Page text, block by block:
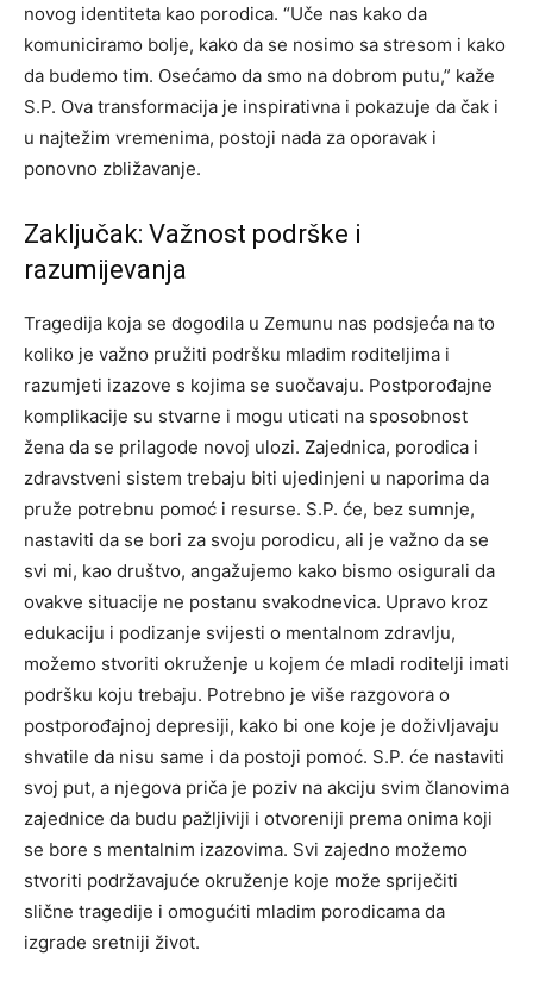
novog identiteta kao porodica. “Uče nas kako da
komuniciramo bolje, kako da se nosimo sa stresom i kako
da budemo tim. Osećamo da smo na dobrom putu,” kaže
S.P. Ova transformacija je inspirativna i pokazuje da čak i
u najtežim vremenima, postoji nada za oporavak i
ponovno zbližavanje.
Zaključak: Važnost podrške i
razumijevanja
Tragedija koja se dogodila u Zemunu nas podsjeća na to
koliko je važno pružiti podršku mladim roditeljima i
razumjeti izazove s kojima se suočavaju. Postporođajne
komplikacije su stvarne i mogu uticati na sposobnost
žena da se prilagode novoj ulozi. Zajednica, porodica i
zdravstveni sistem trebaju biti ujedinjeni u naporima da
pruže potrebnu pomoć i resurse. S.P. će, bez sumnje,
nastaviti da se bori za svoju porodicu, ali je važno da se
svi mi, kao društvo, angažujemo kako bismo osigurali da
ovakve situacije ne postanu svakodnevica. Upravo kroz
edukaciju i podizanje svijesti o mentalnom zdravlju,
možemo stvoriti okruženje u kojem će mladi roditelji imati
podršku koju trebaju. Potrebno je više razgovora o
postporođajnoj depresiji, kako bi one koje je doživljavaju
shvatile da nisu same i da postoji pomoć. S.P. će nastaviti
svoj put, a njegova priča je poziv na akciju svim članovima
zajednice da budu pažljiviji i otvoreniji prema onima koji
se bore s mentalnim izazovima. Svi zajedno možemo
stvoriti podržavajuće okruženje koje može spriječiti
slične tragedije i omogućiti mladim porodicama da
izgrade sretniji život.